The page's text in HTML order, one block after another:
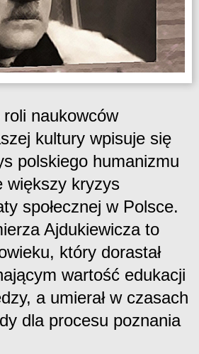
naukowców
kultury wpisuje się
polskiego humanizmu
większy kryzys
społecznej w Polsce.
Ajdukiewicza to
który dorastał
wartość edukacji
a umierał w czasach
dla procesu poznania